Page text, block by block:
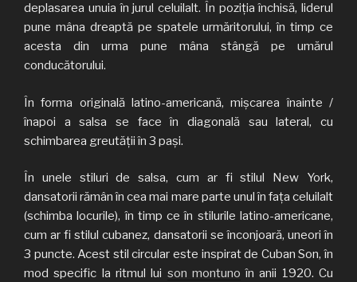
deplasarea unuia în jurul celuilalt. În poziția închisă, liderul
pune mâna dreaptă pe spatele urmăritorului, în timp ce
acesta din urma pune mâna stângă pe umărul
conducătorului.
În forma originală latino-americană, mișcarea înainte /
înapoi a salsa se face în diagonală sau lateral, cu
schimbarea greutății în 3 pași.
În unele stiluri de salsa, cum ar fi stilul New York,
dansatorii rămân în cea mai mare parte unul în fața celuilalt
(schimba locurile), în timp ce în stilurile latino-americane,
cum ar fi stilul cubanez, dansatorii se înconjoară, uneori în
3 puncte. Acest stil circular este inspirat de Cuban Son, în
mod specific la ritmul lui son montuno în anii 1920. Cu